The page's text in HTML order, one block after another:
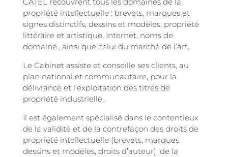
propriété intellectuelle : brevets, marques et
signes distinctifs, dessins et modèles, propriété
littéraire et artistique, Internet, noms de
domaine., ainsi que celui du marché de l’art.
Le Cabinet assiste et conseille ses clients, au
plan national et communautaire, pour la
délivrance et l’exploitation des titres de
propriété industrielle.
Il est également spécialisé dans le contentieux
de la validité et de la contrefaçon des droits de
propriété intellectuelle (brevets, marques,
dessins et modèles, droits d’auteur), de la